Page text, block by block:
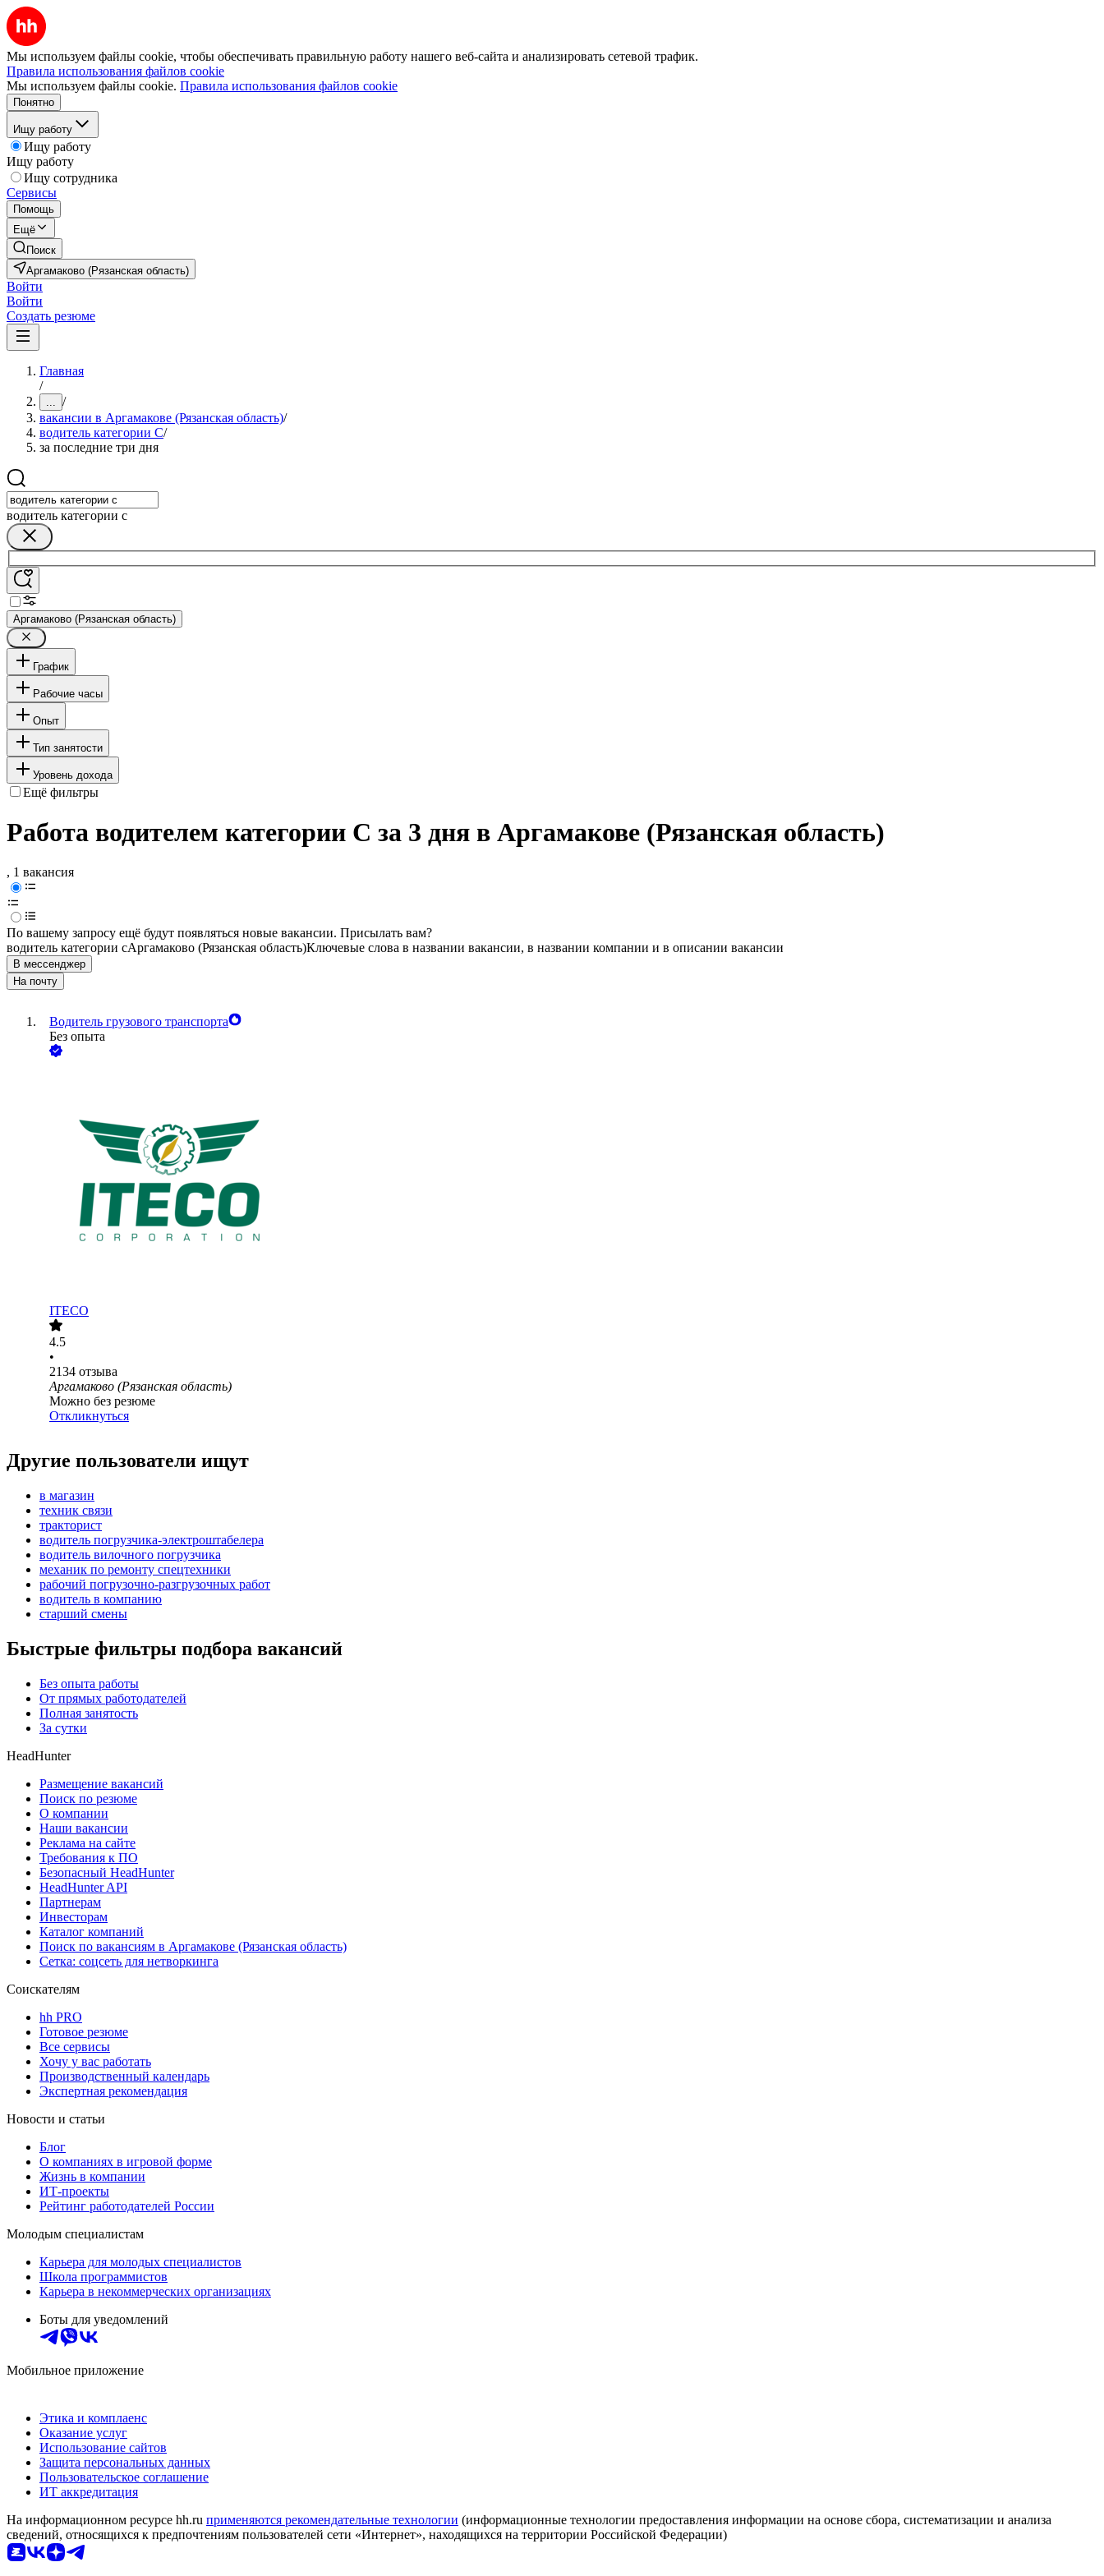
Мы используем файлы cookie, чтобы обеспечивать правильную работу нашего веб-сайта и анализировать сетевой трафик.
Правила использования файлов cookie
Мы используем файлы cookie. Правила использования файлов cookie
Понятно
Ищу работу
Ищу работу
Ищу работу
Ищу сотрудника
Сервисы
Помощь
Ещё
Поиск
Аргамаково (Рязанская область)
Войти
Войти
Создать резюме
Главная
/
... /
вакансии в Аргамакове (Рязанская область)/
водитель категории C/
за последние три дня
водитель категории c
Аргамаково (Рязанская область)
График
Рабочие часы
Опыт
Тип занятости
Уровень дохода
Ещё фильтры
Работа водителем категории C за 3 дня в Аргамакове (Рязанская область)
, 1 вакансия
По вашему запросу ещё будут появляться новые вакансии. Присылать вам?
водитель категории cАргамаково (Рязанская область)Ключевые слова в названии вакансии, в названии компании и в описании вакансии
В мессенджер
На почту
Водитель грузового транспорта
Без опыта
ITECO
4.5
•
2134 отзыва
Аргамаково (Рязанская область)
Можно без резюме
Откликнуться
Другие пользователи ищут
в магазин
техник связи
тракторист
водитель погрузчика-электроштабелера
водитель вилочного погрузчика
механик по ремонту спецтехники
рабочий погрузочно-разгрузочных работ
водитель в компанию
старший смены
Быстрые фильтры подбора вакансий
Без опыта работы
От прямых работодателей
Полная занятость
За сутки
HeadHunter
Размещение вакансий
Поиск по резюме
О компании
Наши вакансии
Реклама на сайте
Требования к ПО
Безопасный HeadHunter
HeadHunter API
Партнерам
Инвесторам
Каталог компаний
Поиск по вакансиям в Аргамакове (Рязанская область)
Сетка: соцсеть для нетворкинга
Соискателям
hh PRO
Готовое резюме
Все сервисы
Хочу у вас работать
Производственный календарь
Экспертная рекомендация
Новости и статьи
Блог
О компаниях в игровой форме
Жизнь в компании
ИТ-проекты
Рейтинг работодателей России
Молодым специалистам
Карьера для молодых специалистов
Школа программистов
Карьера в некоммерческих организациях
Боты для уведомлений
Мобильное приложение
Этика и комплаенс
Оказание услуг
Использование сайтов
Защита персональных данных
Пользовательское соглашение
ИТ аккредитация
На информационном ресурсе hh.ru применяются рекомендательные технологии (информационные технологии предоставления информации на основе сбора, систематизации и анализа
сведений, относящихся к предпочтениям пользователей сети «Интернет», находящихся на территории Российской Федерации)